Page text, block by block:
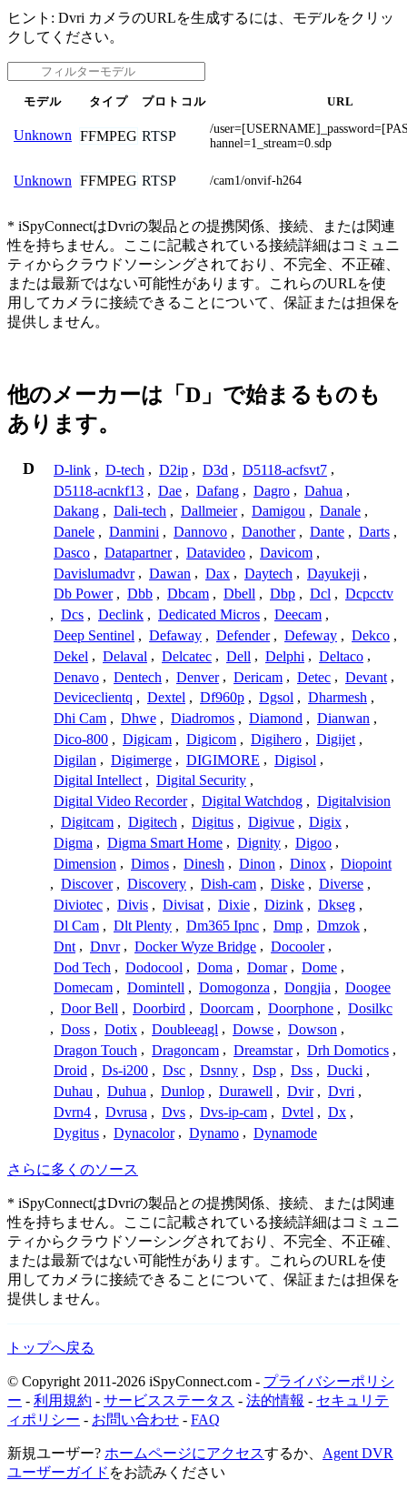
ヒント: Dvri カメラのURLを生成するには、モデルをクリッ
クしてください。
モデル タイプ プロトコル URL
Unknown FFMPEG RTSP
/
hannel=1_stream=0.sdp
Unknown FFMPEG RTSP /cam1/onvif-h264
* iSpyConnectはDvriの製品との提携関係、接続、または関連
性を持ちません。ここに記載されている接続詳細はコミュニ
ティからクラウドソーシングされており、不完全、不正確、
または最新ではない可能性があります。これらのURLを使
用してカメラに接続できることについて、保証または担保を
提供しません。
他のメーカーは「D」で始まるものも
あります。
D D-link , D-tech , D2ip , D3d , D5118-acfsvt7 ,
D5118-acnkf13 , Dae , Dafang , Dagro , Dahua ,
Dakang , Dali-tech , Dallmeier , Damigou , Danale ,
Danele , Danmini , Dannovo , Danother , Dante , Darts ,
Dasco , Datapartner , Datavideo , Davicom ,
Davislumadvr , Dawan , Dax , Daytech , Dayukeji ,
Db Power , Dbb , Dbcam , Dbell , Dbp , Dcl , Dcpcctv
, Dcs , Declink , Dedicated Micros , Deecam ,
Deep Sentinel , Defaway , Defender , Defeway , Dekco ,
Dekel , Delaval , Delcatec , Dell , Delphi , Deltaco ,
Denavo , Dentech , Denver , Dericam , Detec , Devant ,
Deviceclientq , Dextel , Df960p , Dgsol , Dharmesh ,
Dhi Cam , Dhwe , Diadromos , Diamond , Dianwan ,
Dico-800 , Digicam , Digicom , Digihero , Digijet ,
Digilan , Digimerge , DIGIMORE , Digisol ,
Digital Intellect , Digital Security ,
Digital Video Recorder , Digital Watchdog , Digitalvision
, Digitcam , Digitech , Digitus , Digivue , Digix ,
Digma , Digma Smart Home , Dignity , Digoo ,
Dimension , Dimos , Dinesh , Dinon , Dinox , Diopoint
, Discover , Discovery , Dish-cam , Diske , Diverse ,
Diviotec , Divis , Divisat , Dixie , Dizink , Dkseg ,
Dl Cam , Dlt Plenty , Dm365 Ipnc , Dmp , Dmzok ,
Dnt , Dnvr , Docker Wyze Bridge , Docooler ,
Dod Tech , Dodocool , Doma , Domar , Dome ,
Domecam , Domintell , Domogonza , Dongjia , Doogee
, Door Bell , Doorbird , Doorcam , Doorphone , Dosilkc
, Doss , Dotix , Doubleeagl , Dowse , Dowson ,
Dragon Touch , Dragoncam , Dreamstar , Drh Domotics ,
Droid , Ds-i200 , Dsc , Dsnny , Dsp , Dss , Ducki ,
Duhau , Duhua , Dunlop , Durawell , Dvir , Dvri ,
Dvrn4 , Dvrusa , Dvs , Dvs-ip-cam , Dvtel , Dx ,
Dygitus , Dynacolor , Dynamo , Dynamode
さらに多くのソース
* iSpyConnectはDvriの製品との提携関係、接続、または関連
性を持ちません。ここに記載されている接続詳細はコミュニ
ティからクラウドソーシングされており、不完全、不正確、
または最新ではない可能性があります。これらのURLを使
用してカメラに接続できることについて、保証または担保を
提供しません。
トップへ戻る
© Copyright 2011-2026 iSpyConnect.com - プライバシーポリシ
ー - 利用規約 - サービスステータス - 法的情報 - セキュリテ
ィポリシー - お問い合わせ - FAQ
新規ユーザー? ホームページにアクセスするか、 Agent DVR
ユーザーガイド をお読みください